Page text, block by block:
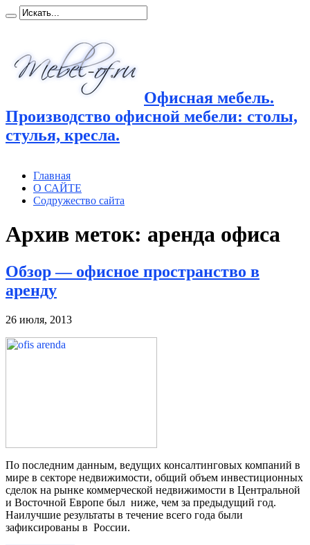
Офисная мебель.
Производство офисной мебели: столы,
стулья, кресла.
Главная
О САЙТЕ
Содружество сайта
Архив меток: аренда офиса
Обзор — офисное пространство в
аренду
26 июля, 2013
По последним данным, ведущих консалтинговых компаний в
мире в секторе недвижимости, общий объем инвестиционных
сделок на рынке коммерческой недвижимости в Центральной
и Восточной Европе был ниже, чем за предыдущий год.
Наилучшие результаты в течение всего года были
зафиксированы в России.